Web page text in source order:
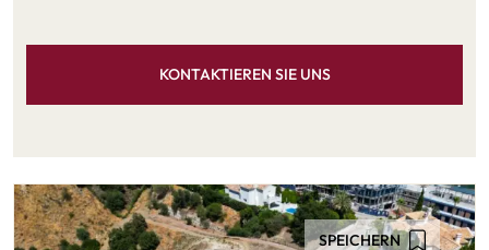
KONTAKTIEREN SIE UNS
SPEICHERN